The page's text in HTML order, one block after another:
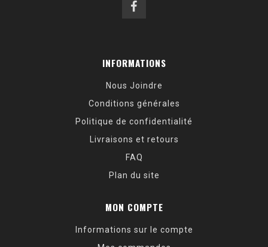
INFORMATIONS
Nous Joindre
Conditions générales
Politique de confidentialité
Livraisons et retours
FAQ
Plan du site
MON COMPTE
Informations sur le compte